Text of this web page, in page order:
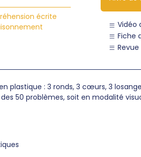
écrite
Vidéo
Fiche
plastique : 3 ronds, 3 cœurs, 3
50 problèmes, soit en modalité